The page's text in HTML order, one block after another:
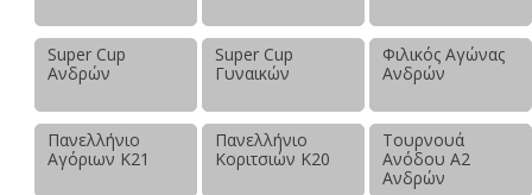
Super Cup
Ανδρών
Super Cup
Γυναικών
Φιλικός Αγώνας
Ανδρών
Πανελλήνιο
Αγόριων Κ21
Πανελλήνιο
Κοριτσιών Κ20
Τουρνουά
Ανόδου Α2
Ανδρών